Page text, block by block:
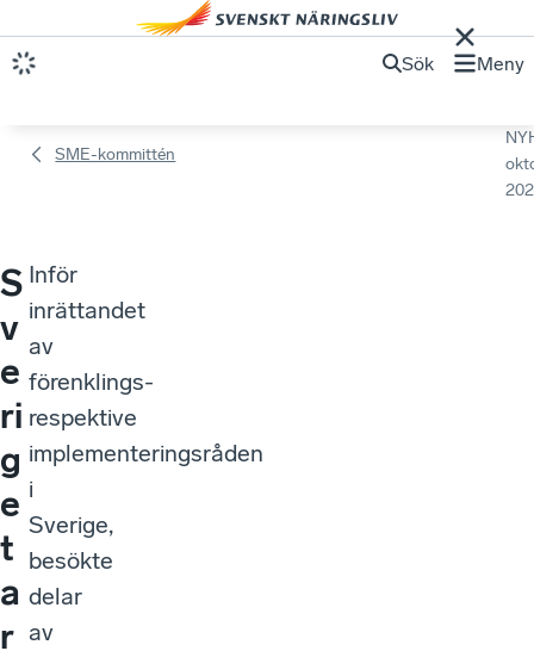
Sök Meny
SME-kommittén
S
v
e
ri
g
e
t
a
r
Inför
inrättandet
av
förenklings-
respektive
implementeringsråden
i
Sverige,
besökte
delar
av